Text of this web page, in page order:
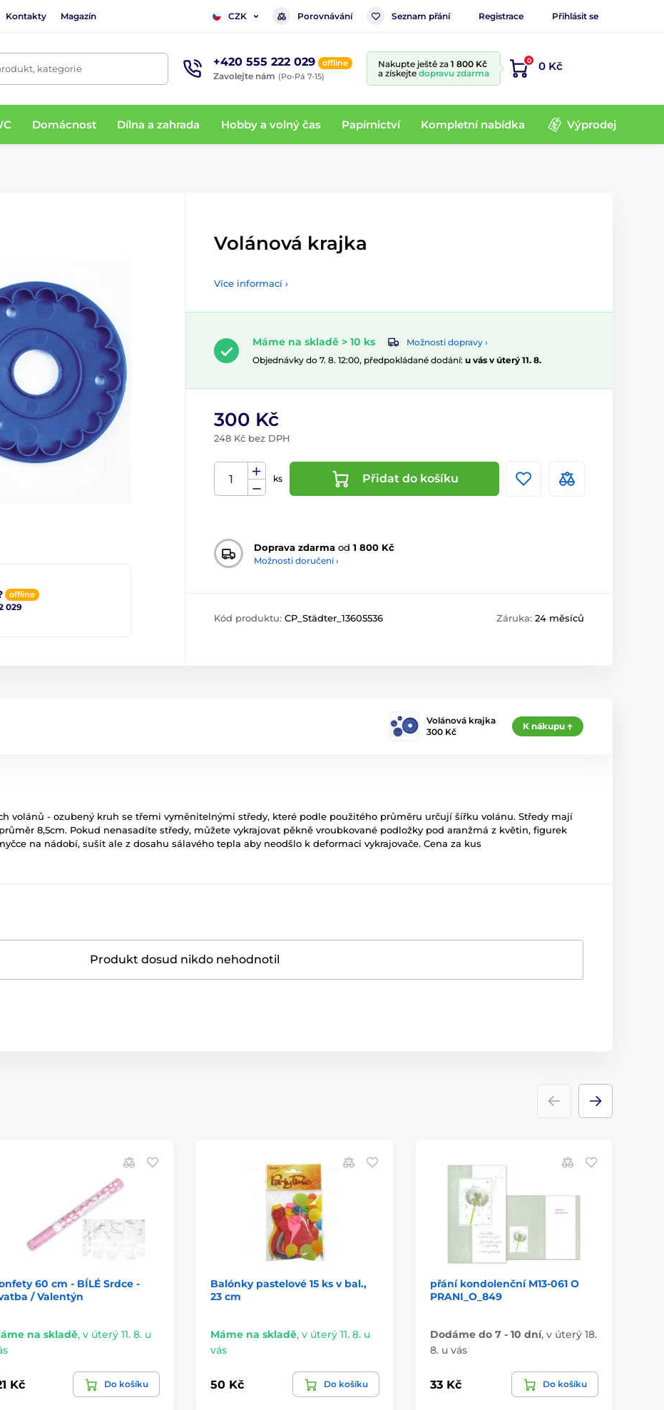
Kontakty Magazín CZK Porovnávání Seznam přání Registrace Přihlásit se
kategorie +420 555 222 029 offline
Zavolejte nám (Po-Pá 7-15)
Nakupte ještě za 1 800 Kč
a získejte dopravu zdarma
0 0 Kč
Domácnost Dílna a zahrada Hobby a volný čas Papírnictví Kompletní nabídka Výprodej
offline
029
Volánová krajka
Více informací ›
Máme na skladě > 10 ks
Možnosti dopravy ›
Objednávky do 7. 8. 12:00, předpokládané dodání: u vás v úterý 11. 8.
300 Kč
248 Kč bez DPH
ks Přidat do košíku
Doprava zdarma od 1 800 Kč
Možnosti doručení ›
Kód produktu: CP_Städter_13605536 Záruka: 24 měsíců
Volánová krajka
300 Kč
K nákupu
volánů - ozubený kruh se třemi vyměnitelnými středy, které podle použitého průměru určují šířku volánu. Středy mají
8,5cm. Pokud nenasadíte středy, můžete vykrajovat pěkně vroubkované podložky pod aranžmá z květin, figurek
na nádobí, sušit ale z dosahu sálavého tepla aby neodšlo k deformaci vykrajovače. Cena za kus
Produkt dosud nikdo nehodnotil
60 cm - BÍLÉ Srdce -
/ Valentýn
na skladě, v úterý 11. 8. u
Kč Do košíku
Balónky pastelové 15 ks v bal.,
23 cm
Máme na skladě, v úterý 11. 8. u
vás
50 Kč Do košíku
přání kondolenční M13-061 O
PRANI_O_849
Dodáme do 7 - 10 dní, v úterý 18.
8. u vás
33 Kč Do košíku